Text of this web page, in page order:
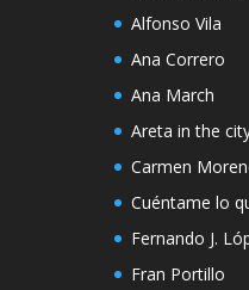
Alfonso Vila
Ana Correro
Ana March
Areta in the
Carmen
Cuéntame lo
Fernando J.
Fran Portillo